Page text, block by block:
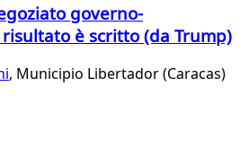
governo-
è scritto (da Trump)
, Municipio Libertador (Caracas)